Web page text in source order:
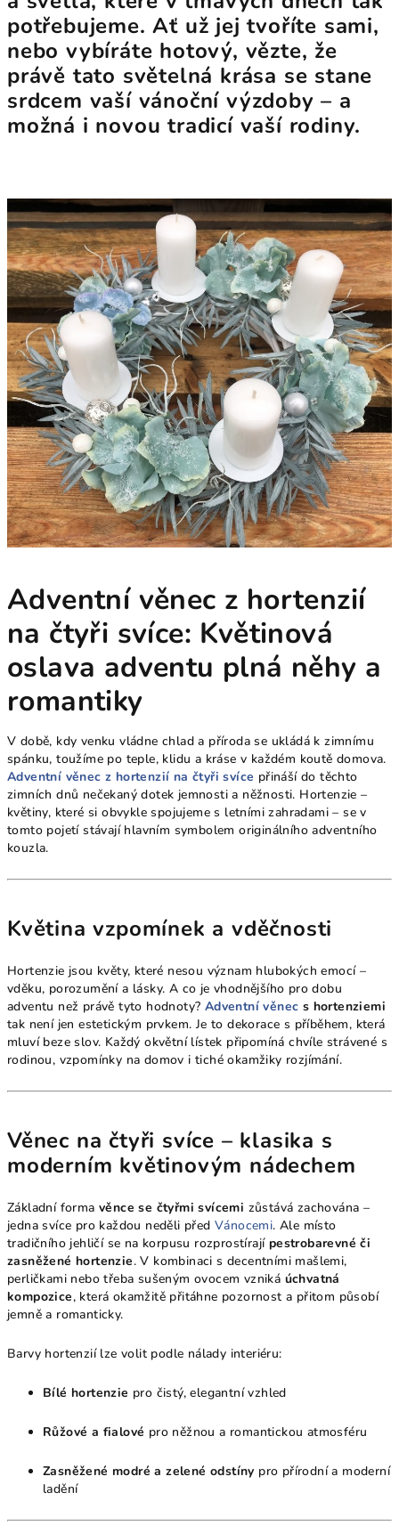
potřebujeme. Ať už jej tvoříte sami,
nebo vybíráte hotový, vězte, že
právě tato světelná krása se stane
srdcem vaší vánoční výzdoby – a
možná i novou tradicí vaší rodiny.
Adventní věnec z hortenzií
na čtyři svíce: Květinová
oslava adventu plná něhy a
romantiky
V době, kdy venku vládne chlad a příroda se ukládá k zimnímu
spánku, toužíme po teple, klidu a kráse v každém koutě domova.
Adventní věnec z hortenzií na čtyři svíce přináší do těchto
zimních dnů nečekaný dotek jemnosti a něžnosti. Hortenzie –
květiny, které si obvykle spojujeme s letními zahradami – se v
tomto pojetí stávají hlavním symbolem originálního adventního
kouzla.
Květina vzpomínek a vděčnosti
Hortenzie jsou květy, které nesou význam hlubokých emocí –
vděku, porozumění a lásky. A co je vhodnějšího pro dobu
adventu než právě tyto hodnoty? Adventní věnec s hortenziemi
tak není jen estetickým prvkem. Je to dekorace s příběhem, která
mluví beze slov. Každý okvětní lístek připomíná chvíle strávené s
rodinou, vzpomínky na domov i tiché okamžiky rozjímání.
Věnec na čtyři svíce – klasika s
moderním květinovým nádechem
Základní forma věnce se čtyřmi svícemi zůstává zachována –
jedna svíce pro každou neděli před Vánocemi. Ale místo
tradičního jehličí se na korpusu rozprostírají pestrobarevné či
zasněžené hortenzie. V kombinaci s decentními mašlemi,
perličkami nebo třeba sušeným ovocem vzniká úchvatná
kompozice, která okamžitě přitáhne pozornost a přitom působí
jemně a romanticky.
Barvy hortenzií lze volit podle nálady interiéru:
Bílé hortenzie pro čistý, elegantní vzhled
Růžové a fialové pro něžnou a romantickou atmosféru
Zasněžené modré a zelené odstíny pro přírodní a moderní
ladění